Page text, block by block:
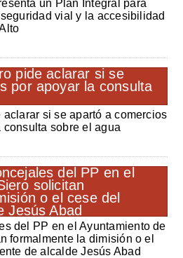
un Plan Integral para
vial y la accesibilidad
aclarar si se apartó a comercios
consulta sobre el agua
del PP en el Ayuntamiento de
formalmente la dimisión o el
de alcalde Jesús Abad